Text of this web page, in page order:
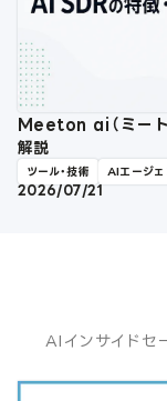
Meeton ai（ミート
解説
ツール・技術 AIエージェ
2026/07/21
AIインサイドセ